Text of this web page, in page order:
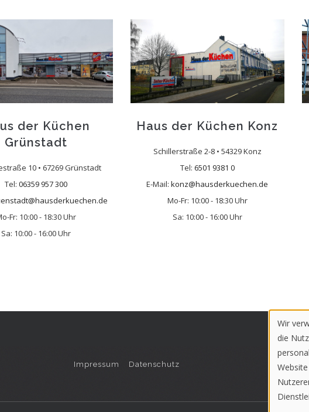
der Küchen
Grünstadt
10 • 67269 Grünstadt
Tel:06359 957 300
Fr: 10:00 - 18:30 Uhr
Sa: 10:00 - 16:00 Uhr
Haus der Küchen Konz
Schillerstraße 2-8 • 54329 Konz
Tel: 6501 9381 0
E-Mail:konz@hausderkuechen.de
Mo-Fr: 10:00 - 18:30 Uhr
Sa: 10:00 - 16:00 Uhr
Impressum Datenschutz
Use
of
Wir
die